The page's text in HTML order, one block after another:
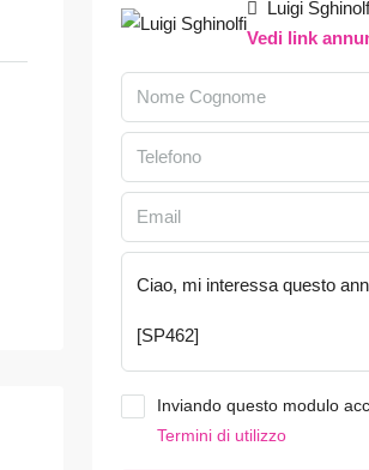
Luigi
Vedi link
Inviando questo modulo
Termini di utilizzo